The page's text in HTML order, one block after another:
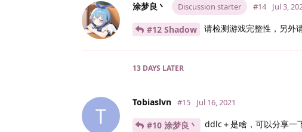
涂梦良丶 Discussion starter #14 Jul 3,
#12 Shadow 请检测游戏完整性，另外
13 DAYS LATER
T
Tobiaslvn #15 Jul 16, 2021
#10 涂梦良丶 ddlc＋是啥，可以分享一